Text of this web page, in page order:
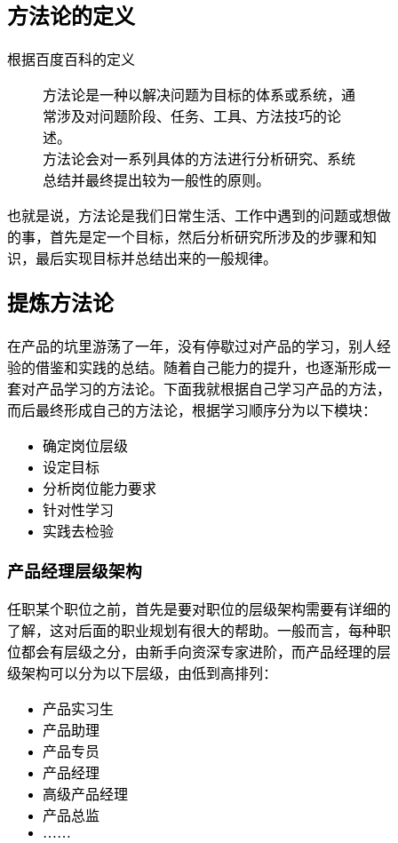
方法论的定义
根据百度百科的定义
方法论是一种以解决问题为目标的体系或系统，通
常涉及对问题阶段、任务、工具、方法技巧的论
述。
方法论会对一系列具体的方法进行分析研究、系统
总结并最终提出较为一般性的原则。
也就是说，方法论是我们日常生活、工作中遇到的问题或想做
的事，首先是定一个目标，然后分析研究所涉及的步骤和知
识，最后实现目标并总结出来的一般规律。
提炼方法论
在产品的坑里游荡了一年，没有停歇过对产品的学习，别人经
验的借鉴和实践的总结。随着自己能力的提升，也逐渐形成一
套对产品学习的方法论。下面我就根据自己学习产品的方法，
而后最终形成自己的方法论，根据学习顺序分为以下模块：
确定岗位层级
设定目标
分析岗位能力要求
针对性学习
实践去检验
产品经理层级架构
任职某个职位之前，首先是要对职位的层级架构需要有详细的
了解，这对后面的职业规划有很大的帮助。一般而言，每种职
位都会有层级之分，由新手向资深专家进阶，而产品经理的层
级架构可以分为以下层级，由低到高排列：
产品实习生
产品助理
产品专员
产品经理
高级产品经理
产品总监
……